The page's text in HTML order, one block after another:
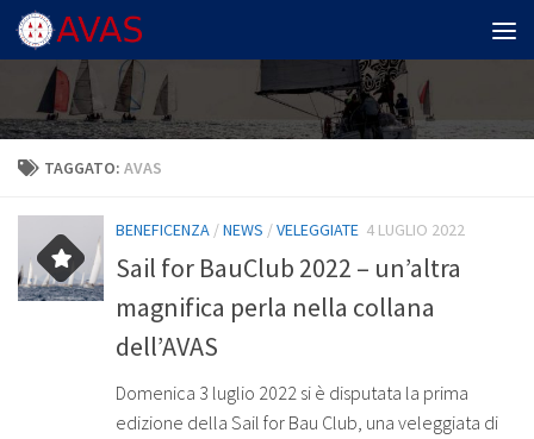
Salta al contenuto
TAGGATO: AVAS
BENEFICENZA /NEWS /VELEGGIATE 4 LUGLIO 2022
Sail for BauClub 2022 – un’altra
magnifica perla nella collana
dell’AVAS
Domenica 3 luglio 2022 si è disputata la prima
edizione della Sail for Bau Club, una veleggiata di